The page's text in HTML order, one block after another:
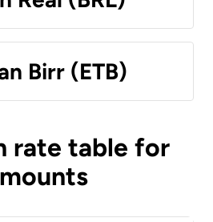
Birr (ETB)
rate table for